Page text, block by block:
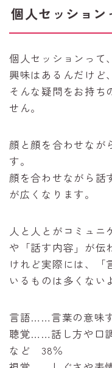
個人セッション
個人セッションって
興味はあるんだけど
そんな疑問をお持ち
せん。
顔と顔を合わせなが
す。
顔を合わせながら話
が広くなります。
人と人とがコミュニ
や「話す内容」が伝
けれど実際には、「
いるものは多くない
言語……言葉の意味
聴覚……話し方や口
など 38％